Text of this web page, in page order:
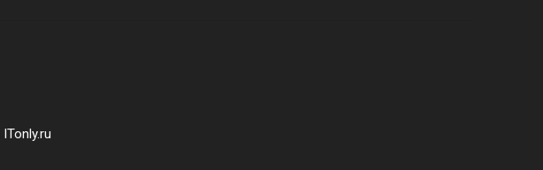
ITonly.ru